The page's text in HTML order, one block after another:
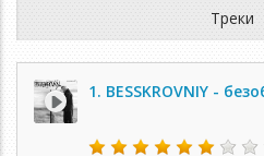
Треки
1. BESSKROVNIY -